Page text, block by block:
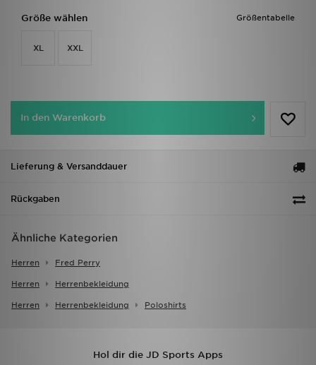
Größentabelle
Größe wählen
XL XXL
In den Warenkorb
Lieferung & Versanddauer
Rückgaben
Ähnliche Kategorien
Herren Fred Perry
Herren Herrenbekleidung
Herren Herrenbekleidung Poloshirts
Hol dir die JD Sports Apps